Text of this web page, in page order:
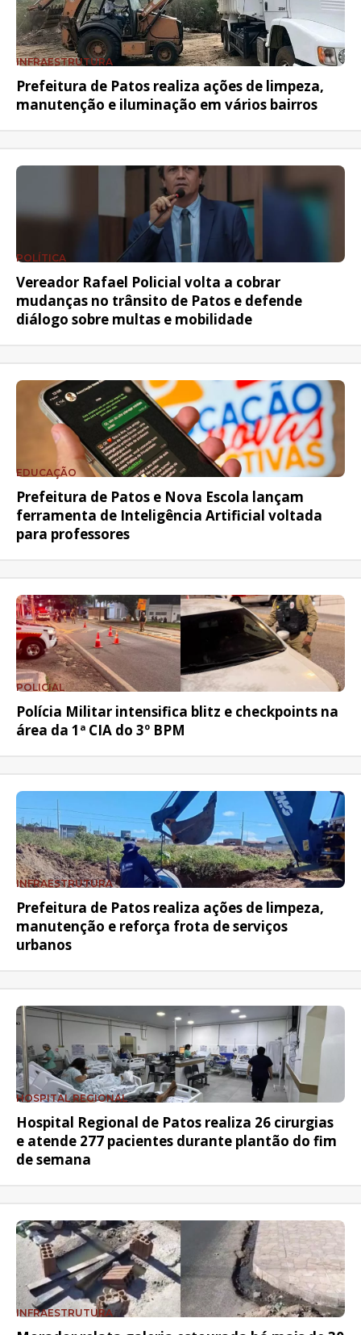
INFRAESTRUTURA
Prefeitura de Patos realiza ações de limpeza,
manutenção e iluminação em vários bairros
POLÍTICA
Vereador Rafael Policial volta a cobrar
mudanças no trânsito de Patos e defende
diálogo sobre multas e mobilidade
EDUCAÇÃO
Prefeitura de Patos e Nova Escola lançam
ferramenta de Inteligência Artificial voltada
para professores
POLICIAL
Polícia Militar intensifica blitz e checkpoints na
área da 1ª CIA do 3º BPM
INFRAESTRUTURA
Prefeitura de Patos realiza ações de limpeza,
manutenção e reforça frota de serviços
urbanos
HOSPITAL REGIONAL
Hospital Regional de Patos realiza 26 cirurgias
e atende 277 pacientes durante plantão do fim
de semana
INFRAESTRUTURA